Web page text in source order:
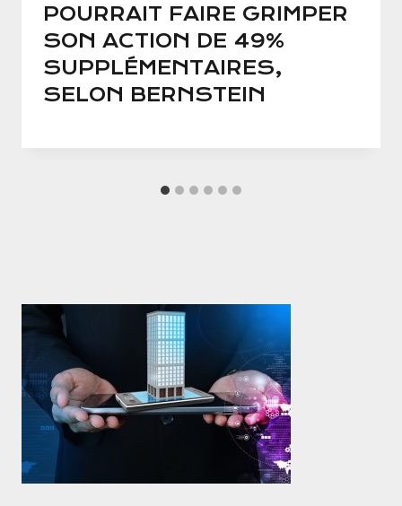
POURRAIT FAIRE GRIMPER
SON ACTION DE 49%
SUPPLÉMENTAIRES,
SELON BERNSTEIN